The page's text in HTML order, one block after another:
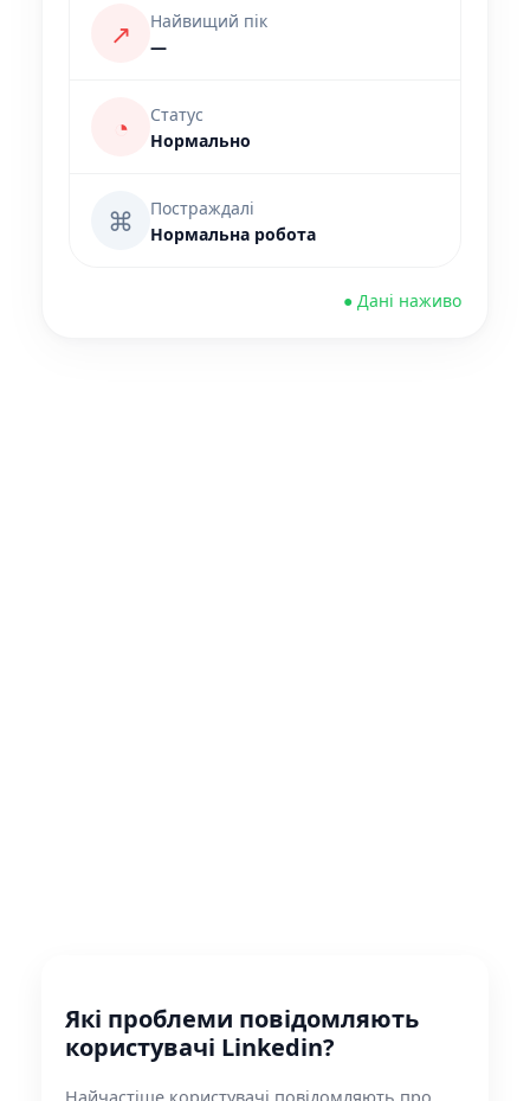
↗
Найвищий пік
—
◔
Статус
Нормально
⌘
Постраждалі
Нормальна робота
● Дані наживо
Які проблеми повідомляють
користувачі Linkedin?